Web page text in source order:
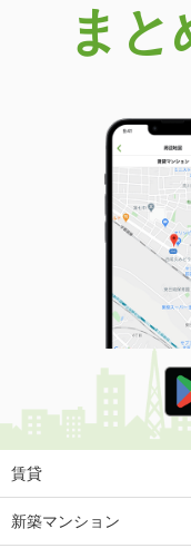
まと
賃貸
新築マンション